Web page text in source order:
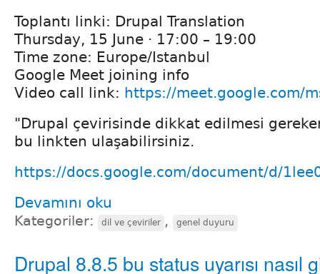
Toplantı linki: Drupal Translation
Thursday, 15 June · 17:00 – 19:00
Time zone: Europe/Istanbul
Google Meet joining info
Video call link: https://meet.google.com/
"Drupal çevirisinde dikkat edilmesi
bu linkten ulaşabilirsiniz.
https://docs.google.com/document/d/
Devamını oku
Kategoriler: dil ve çeviriler , genel duyuru
Drupal 8.8.5 bu status uyarısı nasıl